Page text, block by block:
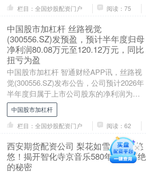
栏目：全国炒股配资门户 阅读：75
中国股市加杠杆 丝路视觉
(300556.SZ)发预盈，预计半年度归母
净利润80.08万元至120.12万元，同比
扭亏为盈
中国股市加杠杆 智通财经APP讯，丝路视
觉(300556.SZ)发布公告，公司预计2026年
半年度归属于上市公司股东的净利润为
80.08万元至120.12万元，....
中国股市加杠杆
栏目：全国炒股配资门户
阅读：62
西安期货配资公司 梨花如雪，古乐悠
悠！揭开智化寺京音乐580年传承不绝
的秘密